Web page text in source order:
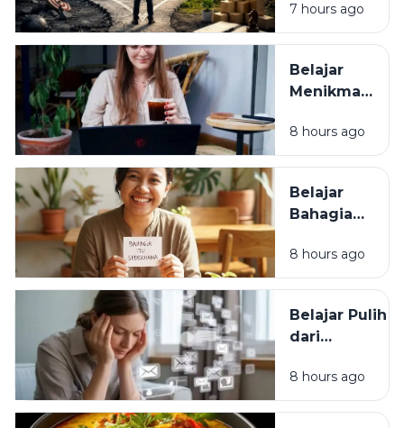
Bersinar
Ini: Belajar
Berdamai
7 hours ago
Belajar
Menikmati
Proses
Kehidupan:
Semua Hal
Harus
dengan
Cepat
8 hours ago
Belajar
Bahagia
Apa yang
Kita Miliki:
Hidup
Bukan
8 hours ago
Belajar Pulih
dari
yang
Menyakitkan:
8 hours ago